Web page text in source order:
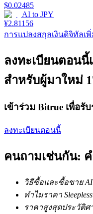
บริการยืมเงินที่ได้รั
$0.02485
AI to JPY
¥2.81156
การแปลงสกุลเงินดิจิทัลเพิ่
ลงทะเบียนตอน
สำหรับผู้มาใหม่
เข้าร่วม Bitrue เพื่อรั
ลงทะเบียนตอนนี้
คนถามเช่นกัน:
วิธีซื้อและซื้อขาย
ทำไมราคา
ราคาสูงสุดประวัติศ